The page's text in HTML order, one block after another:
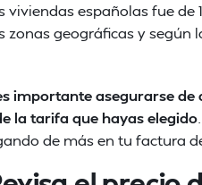
viviendas españolas fue de
zonas geográficas y según
importante asegurarse de
la tarifa que hayas elegido
de más en tu factura